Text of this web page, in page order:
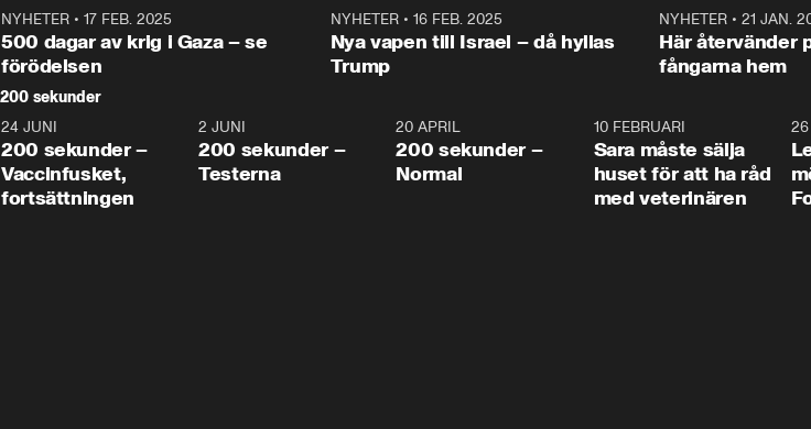
NYHETER • 17 FEB. 2025
500 dagar av krig i Gaza – se
förödelsen
NYHETER• 16 FEB. 2025
Nya vapen till Israel – då hyllas
Trump
NYHETER •21 JAN.
Här återvänder
fångarna hem
200 sekunder
5:00
24 JUNI
200 sekunder –
Vaccinfusket,
fortsättningen
4:23
2 JUNI
200 sekunder –
Testerna
20 APRIL
200 sekunder –
Normal
10 FEBRUARI
Sara måste sälja
huset för att ha råd
med veterinären